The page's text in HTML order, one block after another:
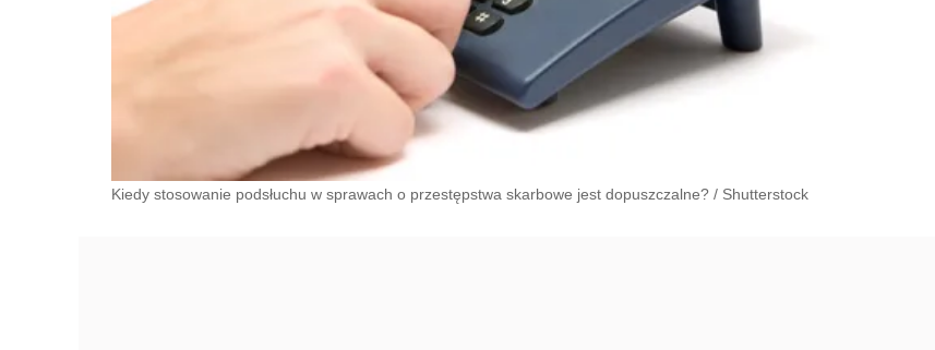
Kiedy stosowanie podsłuchu w sprawach o przestępstwa skarbowe jest dopuszczalne? / Shutterstock